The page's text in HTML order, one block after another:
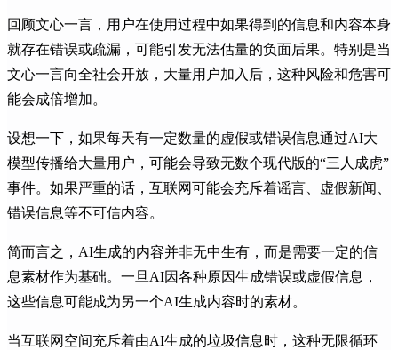
回顾文心一言，用户在使用过程中如果得到的信息和内容本身
就存在错误或疏漏，可能引发无法估量的负面后果。特别是当
文心一言向全社会开放，大量用户加入后，这种风险和危害可
能会成倍增加。
设想一下，如果每天有一定数量的虚假或错误信息通过AI大
模型传播给大量用户，可能会导致无数个现代版的“三人成虎”
事件。如果严重的话，互联网可能会充斥着谣言、虚假新闻、
错误信息等不可信内容。
简而言之，AI生成的内容并非无中生有，而是需要一定的信
息素材作为基础。一旦AI因各种原因生成错误或虚假信息，
这些信息可能成为另一个AI生成内容时的素材。
当互联网空间充斥着由AI生成的垃圾信息时，这种无限循环